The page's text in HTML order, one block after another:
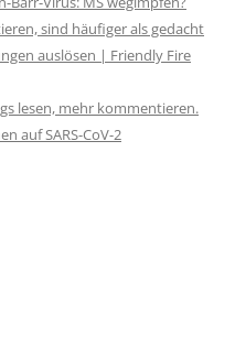
sind häufiger als gedacht
auslösen | Friendly Fire
lesen, mehr kommentieren.
auf SARS-CoV-2